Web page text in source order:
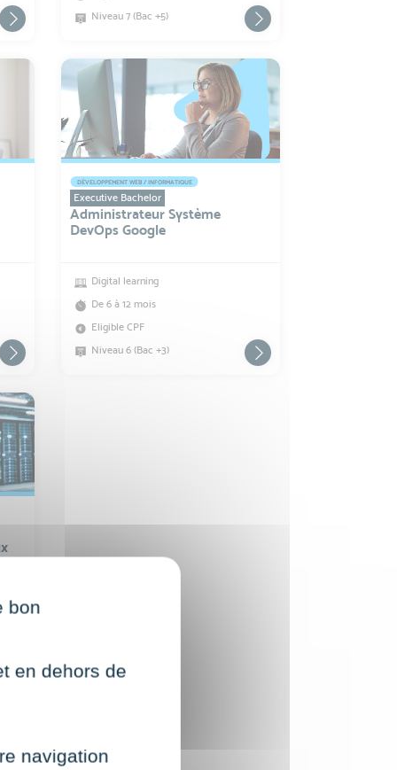
Niveau 7 (Bac +5)
DÉVELOPPEMENT WEB / INFORMATIQUE
Executive Bachelor
Administrateur Système
DevOps Google
Digital learning
De 6 à 12 mois
Eligible CPF
Niveau 6 (Bac +3)
bon
en dehors de
navigation